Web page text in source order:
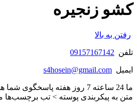
کشو زنجیره
رفتن به بالا
تلفن 09157167142
ایمیل s4hosein@gmail.com
ما 24 ساعته 7 روز هفته
متن به پیکربندی پوسته > تب برچسب‌ها